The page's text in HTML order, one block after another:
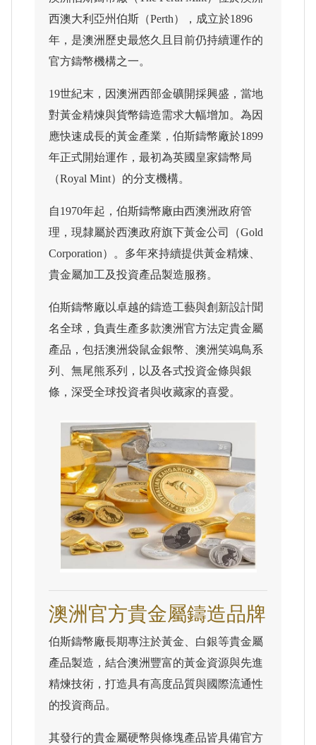
西澳大利亞州伯斯（Perth），成立於1896
年，是澳洲歷史最悠久且目前仍持續運作的
官方鑄幣機構之一。
19世紀末，因澳洲西部金礦開採興盛，當地
對黃金精煉與貨幣鑄造需求大幅增加。為因
應快速成長的黃金產業，伯斯鑄幣廠於1899
年正式開始運作，最初為英國皇家鑄幣局
（Royal Mint）的分支機構。
自1970年起，伯斯鑄幣廠由西澳洲政府管
理，現隸屬於西澳政府旗下黃金公司（Gold
Corporation）。多年來持續提供黃金精煉、
貴金屬加工及投資產品製造服務。
伯斯鑄幣廠以卓越的鑄造工藝與創新設計聞
名全球，負責生產多款澳洲官方法定貴金屬
產品，包括澳洲袋鼠金銀幣、澳洲笑鴗鳥系
列、無尾熊系列，以及各式投資金條與銀
條，深受全球投資者與收藏家的喜愛。
澳洲官方貴金屬鑄造品牌
伯斯鑄幣廠長期專注於黃金、白銀等貴金屬
產品製造，結合澳洲豐富的黃金資源與先進
精煉技術，打造具有高度品質與國際流通性
的投資商品。
其發行的貴金屬硬幣與條塊產品皆具備官方